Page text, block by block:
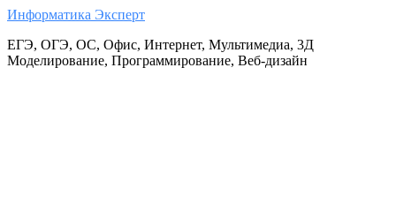
Информатика Эксперт
ЕГЭ, ОГЭ, ОС, Офис, Интернет, Мультимедиа, 3Д
Моделирование, Программирование, Веб-дизайн